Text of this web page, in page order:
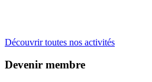
Découvrir toutes nos activités
Devenir membre